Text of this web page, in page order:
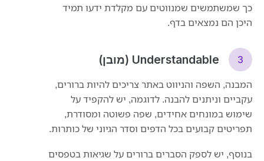
כך שמשתמשים שמנווטים עם מקלדת ידעו תמיד
היכן הם נמצאים בדף.
Understandable (מובן)
המבנה, השפה והניווט באתר צריכים להיות ברורים,
עקביים וניתנים להבנה. לדוגמה, יש להקפיד על
שימוש במונחים אחידים, שפה פשוטה ומסודרת,
תפריטים קבועים בכל הדפים וסדר הגיוני של כותרות.
בנוסף, יש לספק הסברים ברורים על שגיאות בטפסים